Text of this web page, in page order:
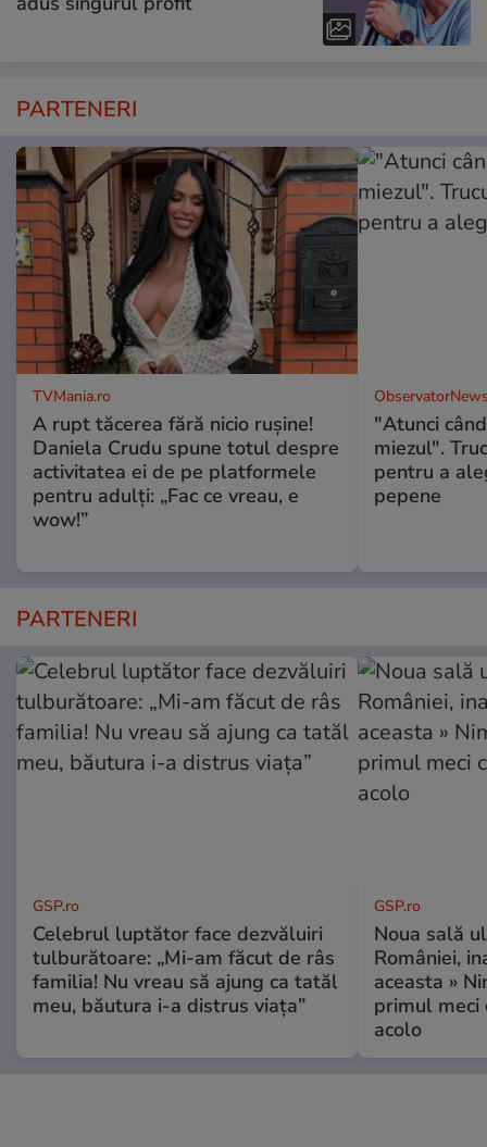
PARTENERI
TVMania.ro
A rupt tăcerea fără nicio rușine!
Daniela Crudu spune totul despre
activitatea ei de pe platformele
pentru adulți: „Fac ce vreau, e
wow!”
"Atunci
miezul".
pentru a
pepene
PARTENERI
GSP.ro
Celebrul luptător face dezvăluiri
tulburătoare: „Mi-am făcut de râs
familia! Nu vreau să ajung ca tatăl
meu, băutura i-a distrus viața”
GSP.ro
Noua sală
României,
aceasta »
primul meci
acolo